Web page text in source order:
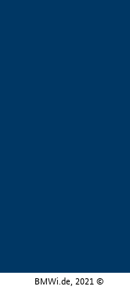
BMWi.de, 2021 ©